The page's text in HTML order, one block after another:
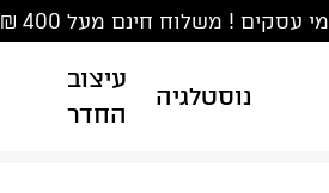
נוסטלגיה
עיצוב
החדר